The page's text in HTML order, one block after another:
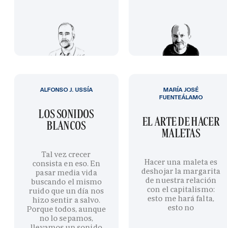
LOS SONIDOS
BLANCOS
Tal vez crecer
consista en eso. En
pasar media vida
buscando el mismo
ruido que un día nos
hizo sentir a salvo.
Porque todos, aunque
no lo sepamos,
ALFONSO J. USSÍA
EL ARTE DE HACER
MALETAS
Hacer una maleta es
deshojar la margarita
de nuestra relación
con el capitalismo:
esto me hará falta,
esto no
MARÍA JOSÉ
FUENTEÁLAMO